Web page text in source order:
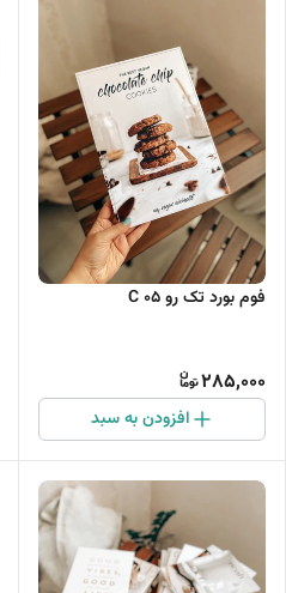
فوم بورد تک رو C 05
285,000
افزودن به سبد